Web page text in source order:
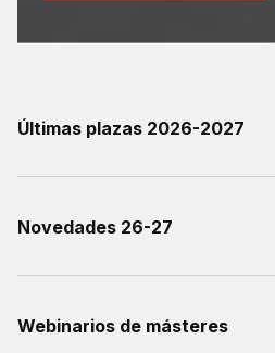
Últimas plazas 2026-2027
Novedades 26-27
Webinarios de másteres